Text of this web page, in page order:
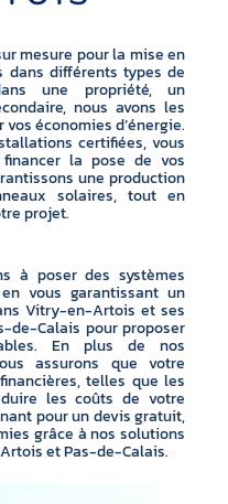
mesure pour la mise en
dans différents types de
une propriété, un
nous avons les
économies d’énergie.
certifiées, vous
la pose de vos
une production
solaires, tout en
projet.
à poser des systèmes
vous garantissant un
Vitry-en-Artois et ses
de-Calais pour proposer
En plus de nos
assurons que votre
telles que les
les coûts de votre
pour un devis gratuit,
grâce à nos solutions
et Pas-de-Calais.